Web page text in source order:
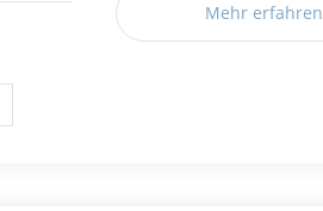
Mehr erfahren